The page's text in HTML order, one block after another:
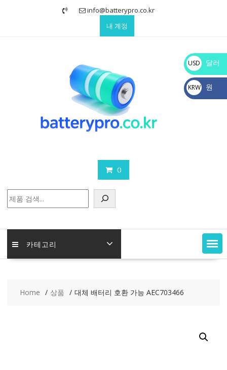
info@batterypro.co.kr
내 계정
0
색
카테고리
Home 상품 대체 배터리 호환 가능 AEC703466
USD
$
달러
KRW
₩
원